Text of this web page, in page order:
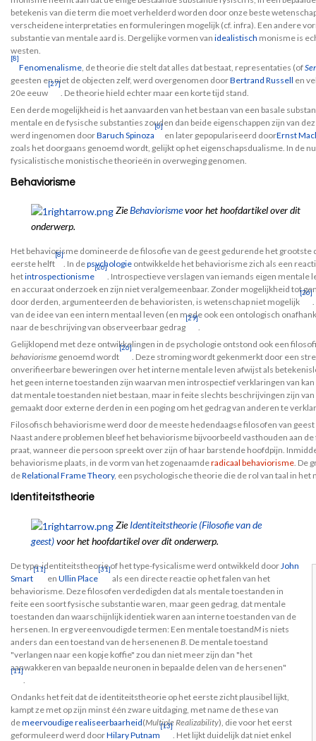
betekenis van die term die moet verhelderd worden door onze beste
verscheidene interpretaties en formuleringen mogelijk (cf. infra). Een andere
substantie van mentale aard is. Dergelijke vormen van idealistisch monisme is
westen.
[8]
Fenomenalisme , de theorie die stelt dat alles dat bestaat, representaties (of
geesten en niet de objecten zelf, werd overgenomen doorBertrand Russell en
20e eeuw
[27]
. De theorie hield echter maar een korte tijd stand.
Een derde mogelijkheid is het aanvaarden van het bestaan van een basale
mentale en de fysische substanties zouden dan beide eigenschappen zijn van
werd ingenomen doorBaruch Spinoza
[6]
en later gepopulariseerd doorErnst
zoals het doorgaans genoemd wordt, gelijkt op het eigenschapsdualisme. In de
fysicalistische monistische theorieën in overweging genomen.
Behaviorisme
ZieBehaviorismevoor het hoofdartikel over dit
onderwerp.
Het behaviorisme domineerde de filosofie van de geest gedurende het grootste
eerste helft
[8]
. In depsychologie ontwikkelde het behaviorisme zich als een
hetintrospectionisme
[26]
. Introspectieve verslagen van iemands eigen
en accuraat onderzoek en zijn niet veralgemeenbaar. Zonder mogelijkheid tot
door derden, argumenteerden de behavioristen, is wetenschap niet mogelijk
[26]
van de idee van een intern mentaal leven (en mede ook een ontologisch
naar de beschrijving van observeerbaar gedrag
[29]
Gelijklopend met deze ontwikkelingen in de psychologie ontstond ook een
behaviorisme genoemd wordt
[26]
. Deze stroming wordt gekenmerkt door een
onverifieerbare beweringen over het interne mentale leven afwijst als
het geen interne toestanden zijn waarvan men introspectief verklaringen van
dat mentale toestanden niet bestaan, maar in feite slechts beschrijvingen zijn
gemaakt door externe derden in een poging om het gedrag van anderen te
Filosofisch behaviorisme werd door de meeste hedendaagse filosofen van
Naast andere problemen bleef het behaviorisme bijvoorbeeld vasthouden aan
praat, wanneer die persoon spreekt over zijn of haar barstende hoofdpijn.
behaviorisme plaats, in de vorm van het zogenaamderadicaal behaviorisme . De
deRelational Frame Theory, een psychologische theorie die de rol van taal in
Identiteitstheorie
ZieIdentiteitstheorie (Filosofie van de
geest)voor het hoofdartikel over dit onderwerp.
De type-identiteitstheorie of het type-fysicalisme werd ontwikkeld door John
Smart
[11]
en Ullin Place
[31]
als een directe reactie op het falen van het
behaviorisme. Deze filosofen verdedigden dat als mentale toestanden in
feite een soort fysische substantie waren, maar geen gedrag, dat mentale
toestanden dan waarschijnlijk identiek waren aan interne toestanden van de
hersenen. In erg vereenvoudigde termen: Een mentale toestandM is niets
anders dan een toestand van de hersenenen B . De mentale toestand
"verlangen naar een kopje koffie" zou dan niet meer zijn dan "het
aanwakkeren van bepaalde neuronen in bepaalde delen van de hersenen"
[11]
Ondanks het feit dat de identiteitstheorie op het eerste zicht plausibel lijkt,
kampt ze met op zijn minst één zware uitdaging, met name de these van
demeervoudige realiseerbaarheid(Multiple Realizability), die voor het eerst
geformuleerd werd doorHilary Putnam
[13]
. Het lijkt duidelijk dat niet enkel